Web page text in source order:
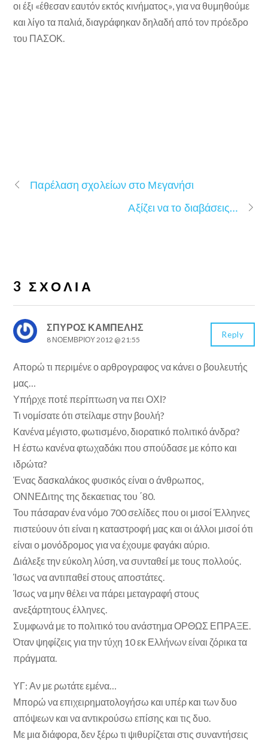
οι έξι «έθεσαν εαυτόν εκτός κινήματος», για να θυμηθούμε
και λίγο τα παλιά, διαγράφηκαν δηλαδή από τον πρόεδρο
του ΠΑΣΟΚ.
Παρέλαση σχολείων στο Μεγανήσι
Αξίζει να το διαβάσεις…
3 ΣΧΌΛΙΑ
ΣΠΥΡΟΣ ΚΑΜΠΕΛΗΣ
8 ΝΟΕΜΒΡΊΟΥ 2012 @ 21:55
Απορώ τι περιμένε ο αρθρογραφος να κάνει ο βουλευτής
μας…
Υπήρχε ποτέ περίπτωση να πει ΟΧΙ?
Τι νομίσατε ότι στείλαμε στην βουλή?
Κανένα μέγιστο, φωτισμένο, διορατικό πολιτικό άνδρα?
Η έστω κανένα φτωχαδάκι που σπούδασε με κόπο και
ιδρώτα?
Ένας δασκαλάκος φυσικός είναι ο άνθρωπος,
ΟΝΝΕΔιτης της δεκαετιας του ΄80.
Του πάσαραν ένα νόμο 700 σελίδες που οι μισοί Έλληνες
πιστεύουν ότι είναι η καταστροφή μας και οι άλλοι μισοί ότι
είναι ο μονόδρομος για να έχουμε φαγάκι αύριο.
Διάλεξε την εύκολη λύση, να συνταθεί με τους πολλούς.
Ίσως να αντιπαθεί στους αποστάτες.
Ίσως να μην θέλει να πάρει μεταγραφή στους
ανεξάρτητους έλληνες.
Συμφωνά με το πολιτικό του ανάστημα ΟΡΘΩΣ ΕΠΡΑΞΕ.
Όταν ψηφίζεις για την τύχη 10 εκ Ελλήνων είναι ζόρικα τα
πράγματα.
ΥΓ: Αν με ρωτάτε εμένα…
Μπορώ να επιχειρηματολογήσω και υπέρ και των δυο
απόψεων και να αντικρούσω επίσης και τις δυο.
Με μια διάφορα, δεν ξέρω τι ψιθυρίζεται στις συναντήσεις
Reply